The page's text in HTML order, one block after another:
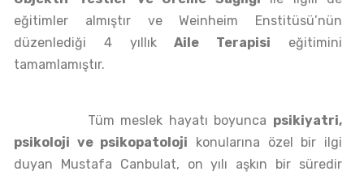
eğitimler almıştır ve Weinheim Enstitüsü’nün
düzenlediği 4 yıllıkAile Terapisi eğitimini
tamamlamıştır.
Tüm meslek hayatı boyunca psikiyatri,
psikoloji ve psikopatoloji konularına özel bir ilgi
duyan Mustafa Canbulat, on yılı aşkın bir süredir